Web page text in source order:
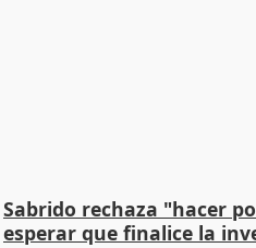
Sabrido rechaza "hacer
esperar que finalice la